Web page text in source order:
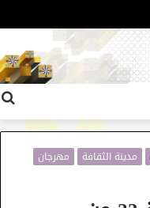
مدينة الثقافة
مهرجان